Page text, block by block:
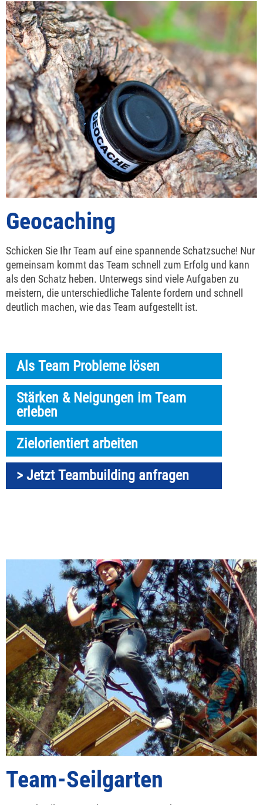
Geocaching
Schicken Sie Ihr Team auf eine spannende Schatzsuche! Nur
gemeinsam kommt das Team schnell zum Erfolg und kann
als den Schatz heben. Unterwegs sind viele Aufgaben zu
meistern, die unterschiedliche Talente fordern und schnell
deutlich machen, wie das Team aufgestellt ist.
Als Team Probleme lösen
Stärken & Neigungen im Team
erleben
Zielorientiert arbeiten
> Jetzt Teambuilding anfragen
Team-Seilgarten